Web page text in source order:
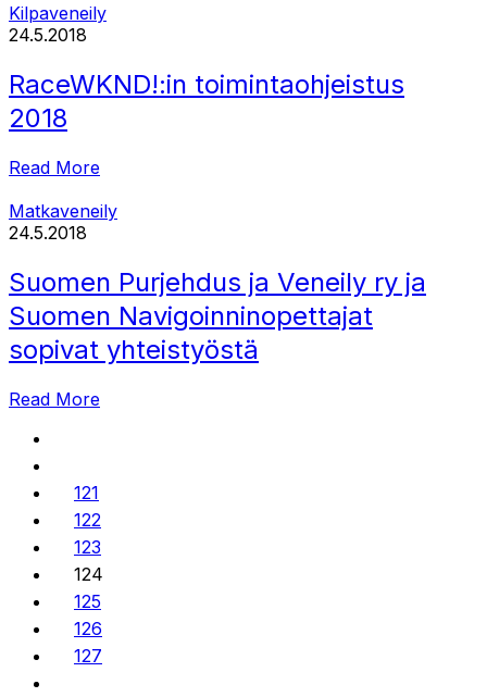
Kilpaveneily
24.5.2018
RaceWKND!:in toimintaohjeistus
2018
Read More
Matkaveneily
24.5.2018
Suomen Purjehdus ja Veneily ry ja
Suomen Navigoinninopettajat
sopivat yhteistyöstä
Read More
121
122
123
124
125
126
127